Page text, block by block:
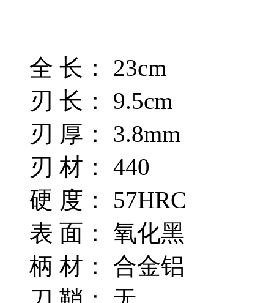
全 长： 23cm
刃 长： 9.5cm
刃 厚： 3.8mm
刃 材： 440
硬 度： 57HRC
表 面： 氧化黑
柄 材： 合金铝